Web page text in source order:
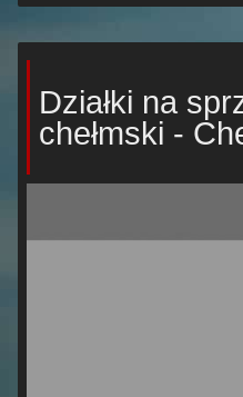
Działki na
chełmski -